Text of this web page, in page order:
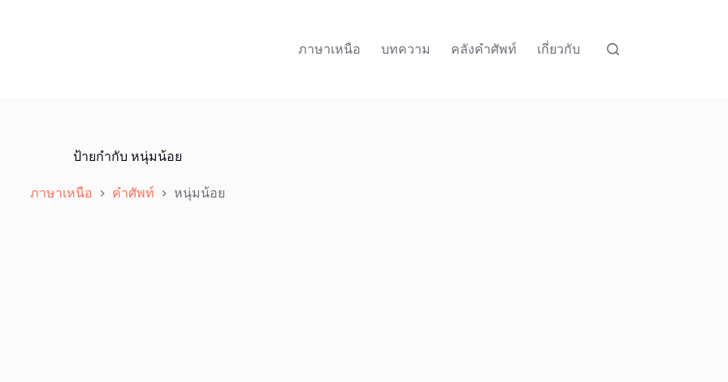
ภาษาเหนือ
บทความ คลังคำศัพท์ เกี่ยวกับ
ป้ายกำกับ หนุ่มน้อย
ภาษาเหนือ คำศัพท์ หนุ่มน้อย